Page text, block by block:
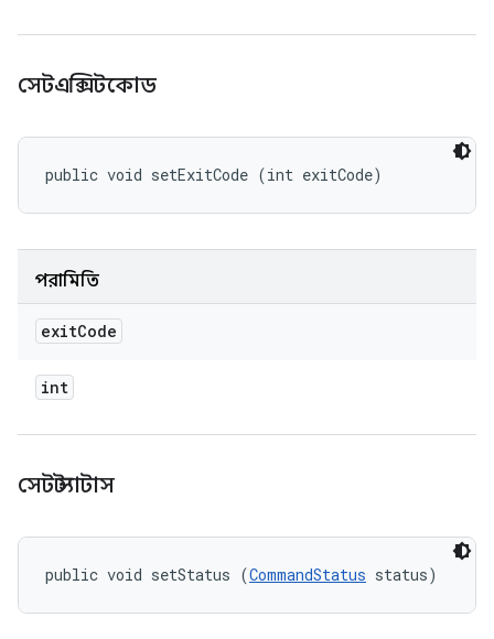
সেটএক্সিটকোড
public void setExitCode (int exitCode)
পরামিতি
exitCode
int
সেট স্ট্যাটাস
public void setStatus (CommandStatus status)